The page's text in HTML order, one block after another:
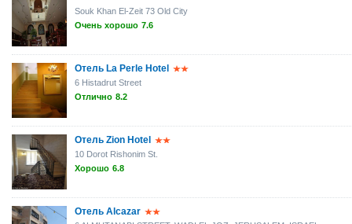
Souk Khan El-Zeit 73 Old City
Очень хорошо 7.6
Отель La Perle Hotel
6 Histadrut Street
Отлично 8.2
Отель Zion Hotel
10 Dorot Rishonim St.
Хорошо 6.8
Отель Alcazar